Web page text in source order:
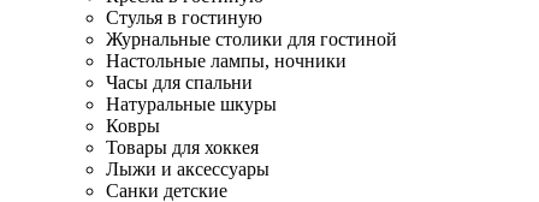
Стулья в гостиную
Журнальные столики для гостиной
Настольные лампы, ночники
Часы для спальни
Натуральные шкуры
Ковры
Товары для хоккея
Лыжи и аксессуары
Санки детские